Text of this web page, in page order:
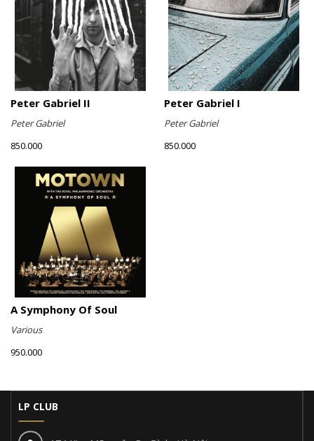
Peter Gabriel II
Peter Gabriel
850.000
Peter Gabriel I
Peter Gabriel
850.000
A Symphony Of Soul
Various
950.000
LP CLUB